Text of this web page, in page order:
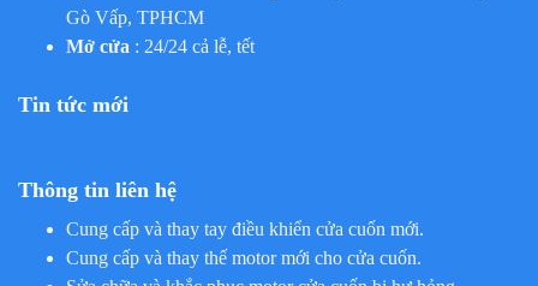
Gò Vấp, TPHCM
Mở cửa : 24/24 cả lễ, tết
Tin tức mới
Thông tin liên hệ
Cung cấp và thay tay điều khiển cửa cuốn mới.
Cung cấp và thay thế motor mới cho cửa cuốn.